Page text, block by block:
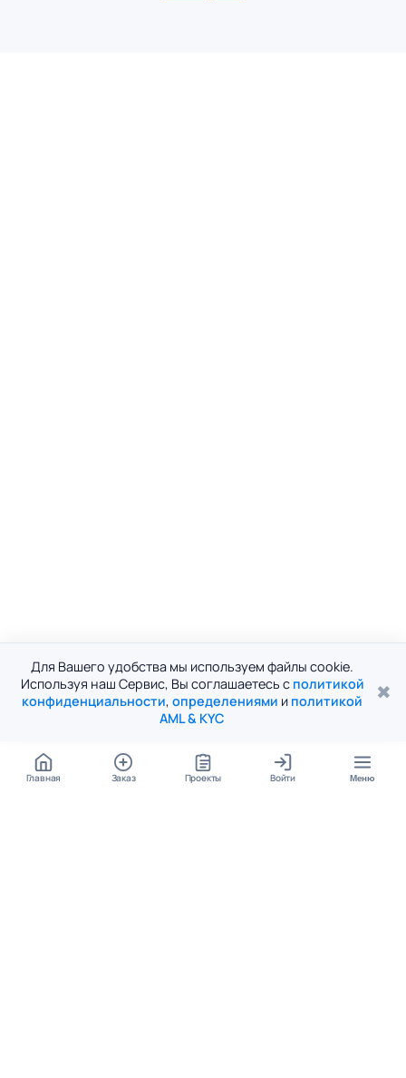
Для Вашего удобства мы используем файлы cookie.
Используя наш Сервис, Вы соглашаетесь с политикой
конфиденциальности, определениями и политикой
AML & KYC
✖
Главная Заказ Проекты Войти Меню